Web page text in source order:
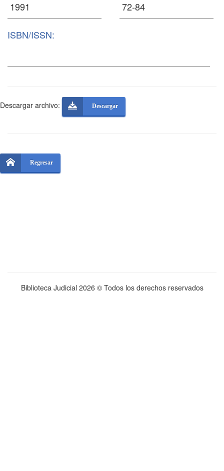
ISBN/ISSN:
Descargar archivo: Descargar
Regresar
Biblioteca Judicial 2026 © Todos los derechos reservados